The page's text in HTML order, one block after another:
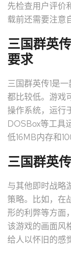
先检查用户评价
载前还需要注意
三国群英
要求
三国群英传1是
都比较低。游戏
操作系统，运行
DOSBox等工具
低16MB内存和
三国群英
与其他即时战略
策略。比如，在
形的利弊等方面
该游戏的画面风
给人以怀旧的感